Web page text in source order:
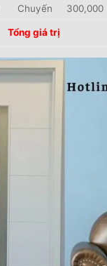
Chuyến 300,000
Tổng giá trị